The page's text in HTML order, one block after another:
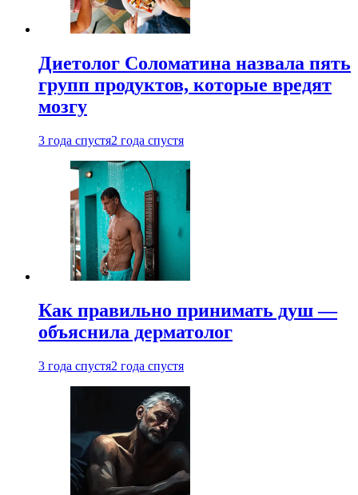
Диетолог Соломатина назвала пять
групп продуктов, которые вредят
мозгу
3 года спустя2 года спустя
Как правильно принимать душ —
объяснила дерматолог
3 года спустя2 года спустя